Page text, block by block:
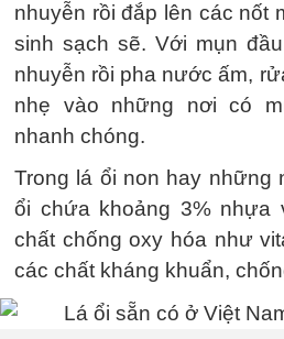
nhuyễn rồi đắp lên các nốt
sinh sạch sẽ. Với mụn
nhuyễn rồi pha nước ấm,
nhẹ vào những nơi có
nhanh chóng.
Trong lá ổi non hay những
ổi chứa khoảng 3% nhựa
chất chống oxy hóa như
các chất kháng khuẩn,